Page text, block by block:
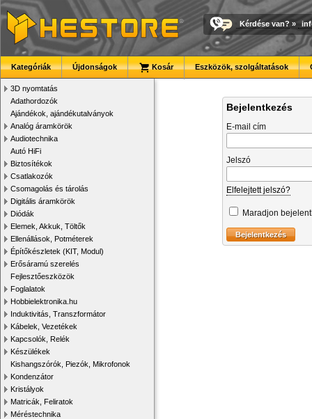
Kérdése van? »
Kategóriák Újdonságok Kosár Eszközök, szolgáltatások
3D nyomtatás
Adathordozók
Ajándékok, ajándékutalványok
Analóg áramkörök
Audiotechnika
Autó HiFi
Biztosítékok
Csatlakozók
Csomagolás és tárolás
Digitális áramkörök
Diódák
Elemek, Akkuk, Töltők
Ellenállások, Potméterek
Építőkészletek (KIT, Modul)
Erősáramú szerelés
Fejlesztőeszközök
Foglalatok
Hobbielektronika.hu
Induktivitás, Transzformátor
Kábelek, Vezetékek
Kapcsolók, Relék
Készülékek
Kishangszórók, Piezók, Mikrofonok
Kondenzátor
Kristályok
Matricák, Feliratok
Méréstechnika
Bejelentkezés
E-mail cím
Jelszó
Elfelejtett jelszó?
Maradjon